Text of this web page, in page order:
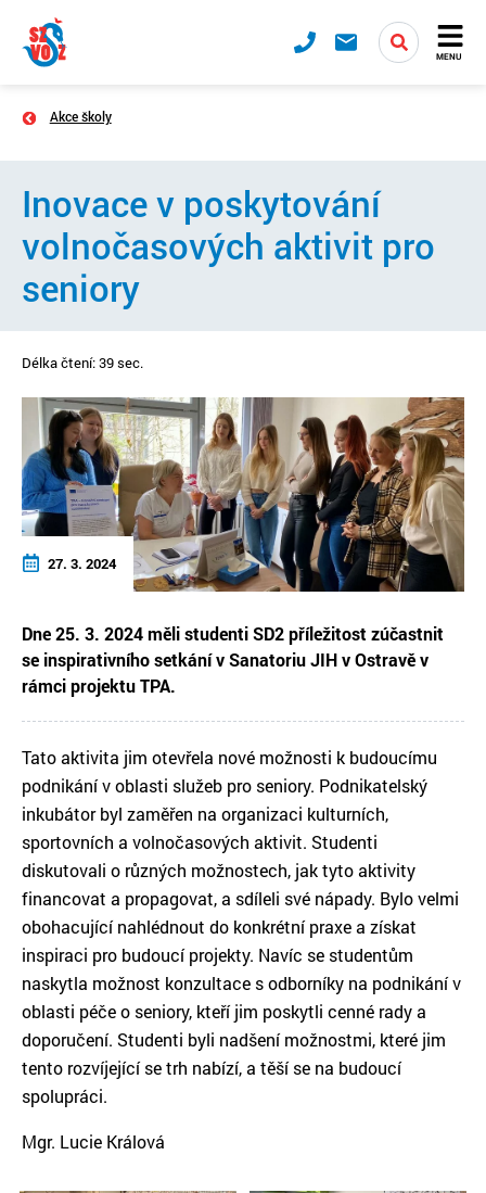
MENU
Akce školy
Inovace v poskytování
volnočasových aktivit pro
seniory
Délka čtení: 39 sec.
27. 3. 2024
Dne 25. 3. 2024 měli studenti SD2 příležitost zúčastnit
se inspirativního setkání v Sanatoriu JIH v Ostravě v
rámci projektu TPA.
Tato aktivita jim otevřela nové možnosti k budoucímu
podnikání v oblasti služeb pro seniory. Podnikatelský
inkubátor byl zaměřen na organizaci kulturních,
sportovních a volnočasových aktivit. Studenti
diskutovali o různých možnostech, jak tyto aktivity
financovat a propagovat, a sdíleli své nápady. Bylo velmi
obohacující nahlédnout do konkrétní praxe a získat
inspiraci pro budoucí projekty. Navíc se studentům
naskytla možnost konzultace s odborníky na podnikání v
oblasti péče o seniory, kteří jim poskytli cenné rady a
doporučení. Studenti byli nadšení možnostmi, které jim
tento rozvíjející se trh nabízí, a těší se na budoucí
spolupráci.
Mgr. Lucie Králová